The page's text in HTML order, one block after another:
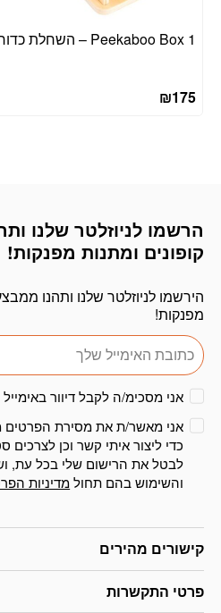
Peekaboo Box 1 – השחלת כדור
₪175
קישורים מהירים
פרטי התקשרות
הרשמו לניוזלטר שלנו
קופונים ומתנות מפנקות!
הירשמו לניוזלטר שלנו ותהנו
מפנקות!
דוא׳׳ל
אני מסכימ/ה לקבל דיוור באימייל
אני מאשר/ת את מסירת הפרטים
כדי ליצור איתי קשר וכן
לבטל את הרישום שלי בכל עת,
והשימוש בהם תחולמדיניות